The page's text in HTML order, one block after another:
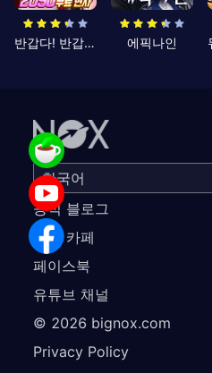
반갑다! 반갑삼국지 에픽나인
공식 블로그
공식 카페
페이스북
유튜브 채널
© 2026 bignox.com
Privacy Policy